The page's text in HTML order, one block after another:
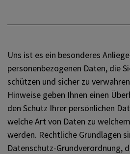
GRUPPEN &
ELTERN-KIND-
NIEDERNSILL
Uns ist es ein besonderes
personenbezogenen Daten, die
schützen und sicher zu
Hinweise geben Ihnen einen
den Schutz Ihrer persönlichen
welche Art von Daten zu
werden. Rechtliche Grundlagen
Datenschutz-Grundverordnung,